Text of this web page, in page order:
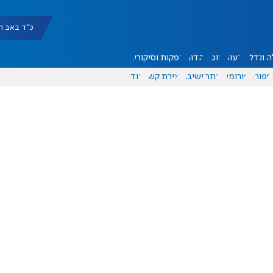
כ"ד באב תשפ"ו
ונדל"ן דעות אוכל יהדות הפקות וסיקורים
ספורט פורומים אתר ישיבה יצירת קשר עוד